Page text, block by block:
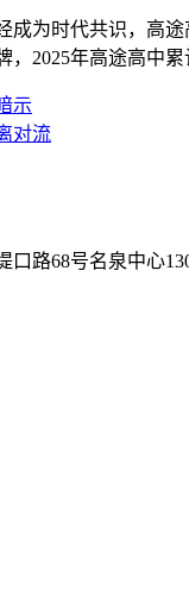
时代共识，高途
2025年高途高中
示
对流
口路68号名泉中心